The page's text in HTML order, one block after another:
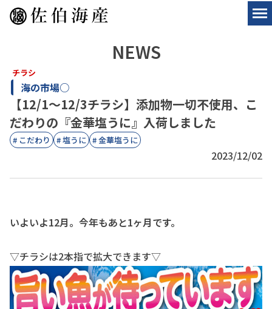
NEWS
チラシ
海の市場○
【12/1〜12/3チラシ】添加物一切不使用、こ
だわりの『金華塩うに』入荷しました
# こだわり # 塩うに # 金華塩うに
2023/12/02
いよいよ12月。今年もあと1ヶ月です。
▽チラシは2本指で拡大できます▽